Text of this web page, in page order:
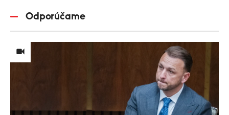
Odporúčame